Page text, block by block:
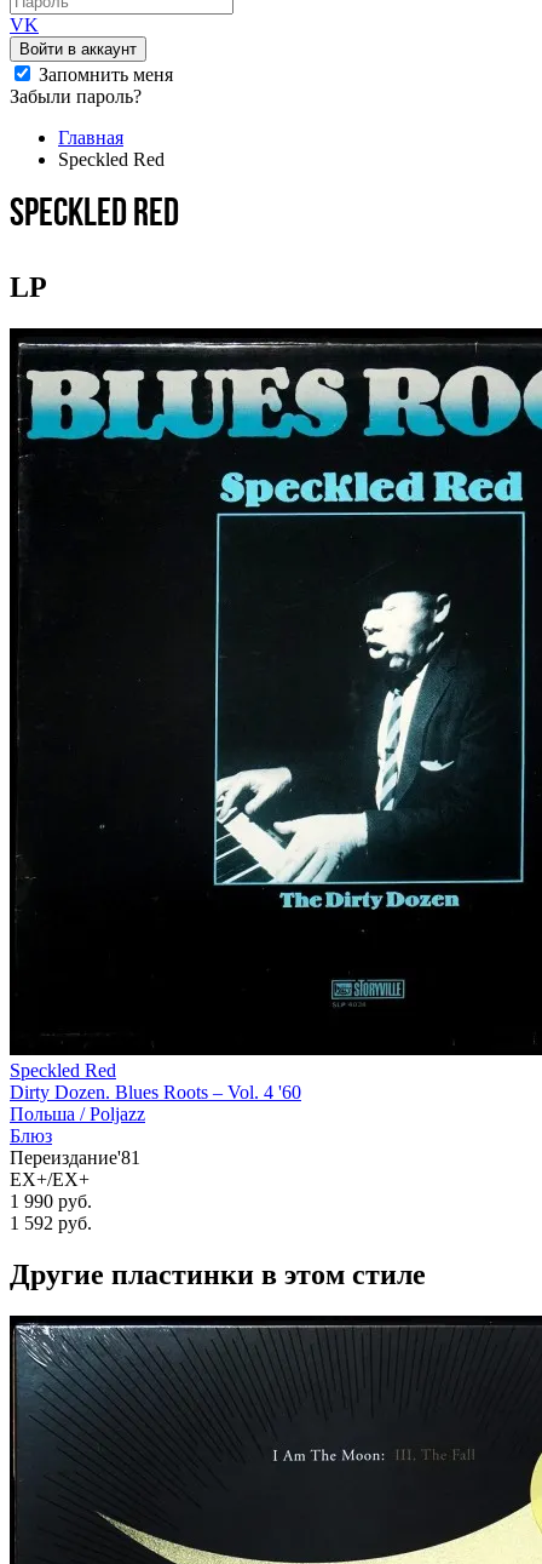
VK
Войти в аккаунт
Запомнить меня
Забыли пароль?
Главная
Speckled Red
Speckled Red
LP
Speckled Red
Dirty Dozen. Blues Roots – Vol. 4 '60
Польша /Poljazz
Блюз
Переиздание'81
EX+/EX+
1 990 руб.
1 592 руб.
Другие пластинки в этом стиле